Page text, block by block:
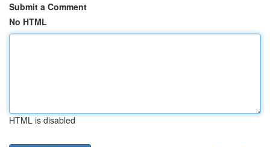
Submit a Comment
No HTML
HTML is disabled